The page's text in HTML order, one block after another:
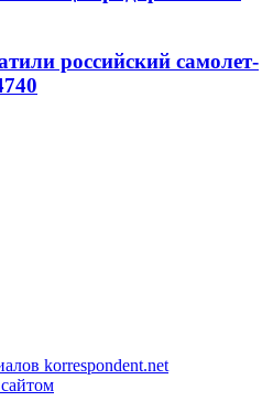
российский самолет-
korrespondent.net